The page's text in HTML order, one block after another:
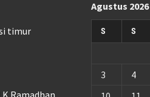
timur
Ramadhan
Agustus 2026
S S
3
4